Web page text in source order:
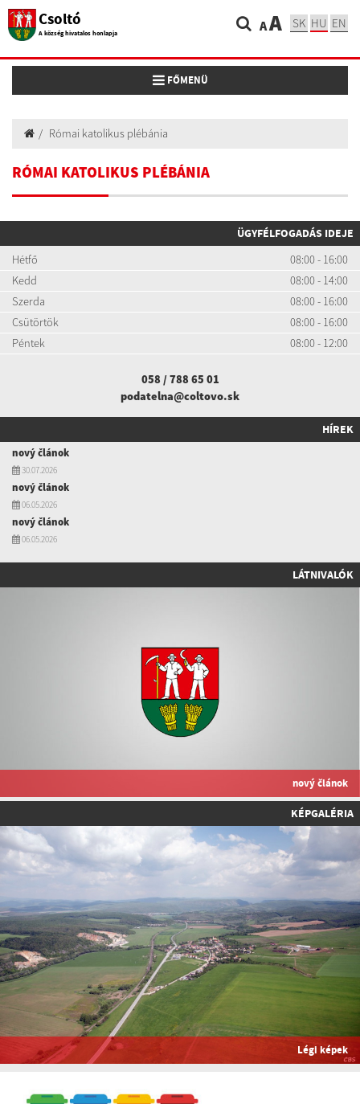
Csoltó
A község hivatalos honlapja AA SK HU EN
Toggle navigation
FŐMENÜ
Római katolikus plébánia
RÓMAI KATOLIKUS PLÉBÁNIA
ÜGYFÉLFOGADÁS IDEJE
Hétfő
08:00 - 16:00
Kedd
08:00 - 14:00
Szerda
08:00 - 16:00
Csütörtök
08:00 - 16:00
Péntek
08:00 - 12:00
058 / 788 65 01
podatelna@coltovo.sk
HÍREK
nový článok
30.07.2026
nový článok
06.05.2026
nový článok
06.05.2026
LÁTNIVALÓK
nový článok
KÉPGALÉRIA
Légi képek